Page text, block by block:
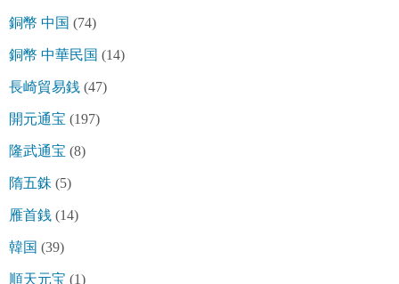
銅幣 中国 (74)
銅幣 中華民国 (14)
長崎貿易銭 (47)
開元通宝 (197)
隆武通宝 (8)
隋五銖 (5)
雁首銭 (14)
韓国 (39)
順天元宝 (1)